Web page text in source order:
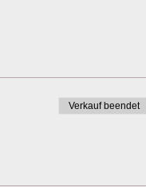
Verkauf beendet